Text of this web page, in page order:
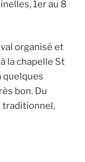
1er au 8
organisé et
à la chapelle St
quelques
bon. Du
traditionnel,